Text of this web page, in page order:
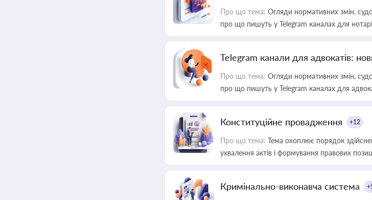
Про що тема: Огляди нормативних змін,
про що пишуть у Telegram каналах для
Telegram канали для адвокатів:
Про що тема: Огляди нормативних змін,
про що пишуть у Telegram каналах для
Конституційне провадження +12
Про що тема: Тема охоплює порядок
ухвалення актів і формування правових
Кримінально-виконавча система